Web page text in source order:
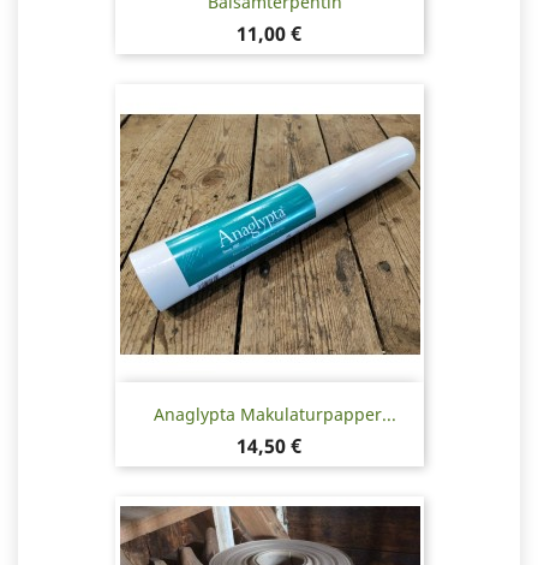
Pris
11,00 €
Anaglypta Makulaturpapper...
Pris
14,50 €